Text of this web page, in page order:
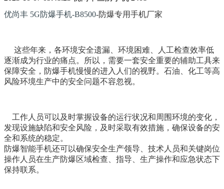
优尚丰 5G防爆手机-B8500-防爆专用手机厂家
这些年来，各环境安全遗漏、环境困难、人工检查效率低
逐渐成为行业的痛点。
所以，需要一套安全重要的辅助工具来
保障安全，防爆手机慢慢的进入人们的视野。石油、化工等高
风险环境生产中的安全问题不容忽视。
工作人员可以及时掌握设备的运行状况和周围环境的变化，
发现设施缺陷和安全风险，及时采取有效措施，确保设备的安
全和系统的稳定。
防爆智能手机还可以确保安全生产领导、技术人员和关键岗位
操作人员在生产防爆区域检查、指导、生产操作和应急状态下
保持联系。